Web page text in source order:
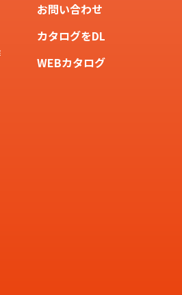
お問い合わせ
カタログをDL
WEBカタログ